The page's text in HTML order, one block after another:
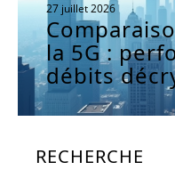
27 juillet 2026
la 5G :
débits
RECHERCHE